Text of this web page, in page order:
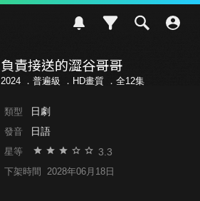
負責接送的澀谷哥哥
2024 ． 普遍級 ．HD畫質 ．全12集
類型 日劇
發音 日語
星等 3.3
下架時間 2028年06月18日